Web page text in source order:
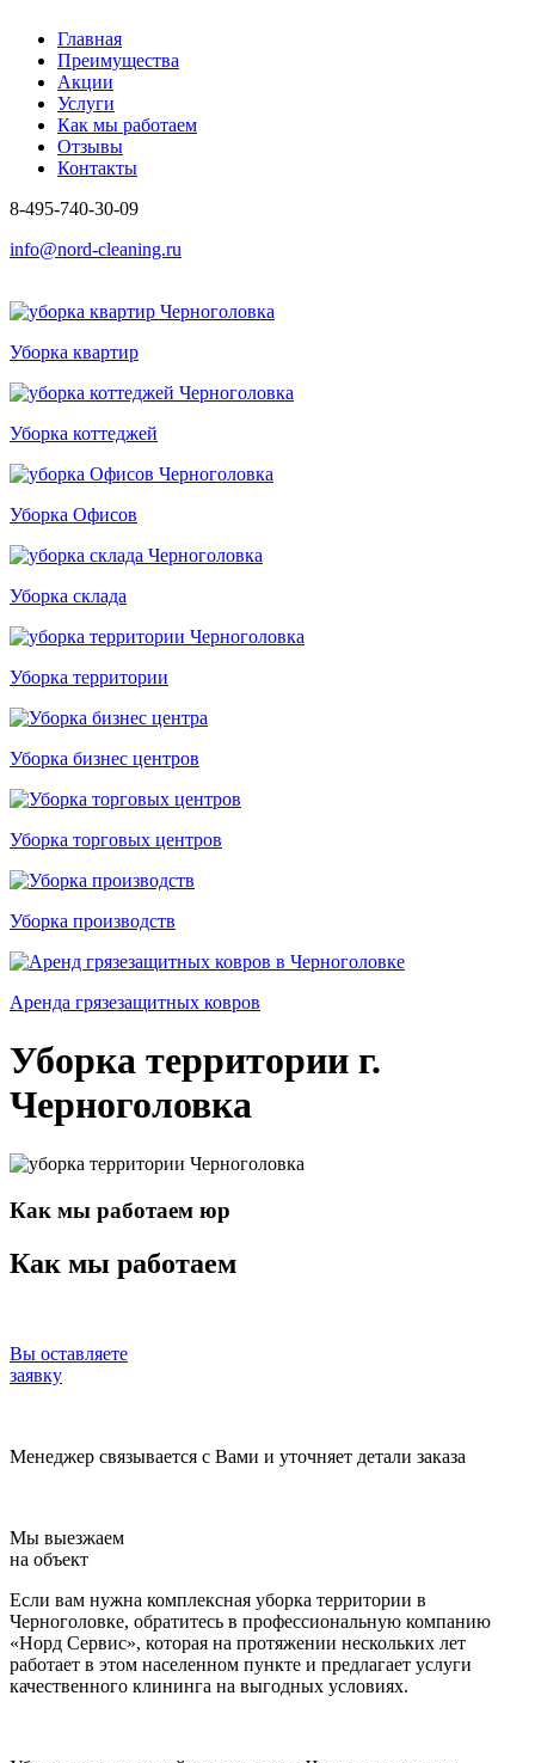
Главная
Преимущества
Акции
Услуги
Как мы работаем
Отзывы
Контакты
8-495-740-30-09
info@nord-cleaning.ru
Уборка квартир
Уборка коттеджей
Уборка Офисов
Уборка склада
Уборка территории
Уборка бизнес центров
Уборка торговых центров
Уборка производств
Аренда грязезащитных ковров
Уборка территории г.
Черноголовка
Как мы работаем юр
Как мы работаем
Вы оставляете
заявку
Менеджер связывается с Вами и уточняет детали заказа
Мы выезжаем
на объект
Если вам нужна комплексная уборка территории в
Черноголовке, обратитесь в профессиональную компанию
«Норд Сервис», которая на протяжении нескольких лет
работает в этом населенном пункте и предлагает услуги
качественного клининга на выгодных условиях.